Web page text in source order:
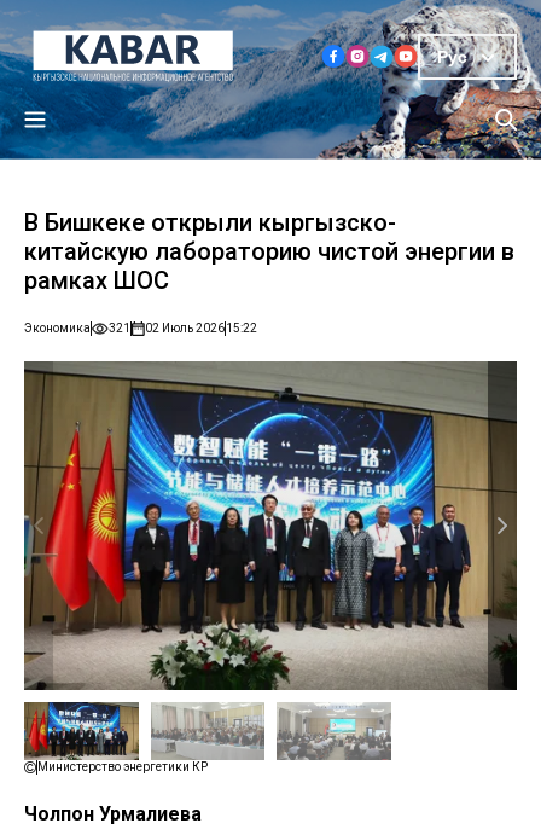
Рус
В Бишкеке открыли кыргызско-
китайскую лабораторию чистой энергии в
рамках ШОС
Экономика 321 02 Июль 202615:22
Министерство энергетики КР
Чолпон Урмалиева